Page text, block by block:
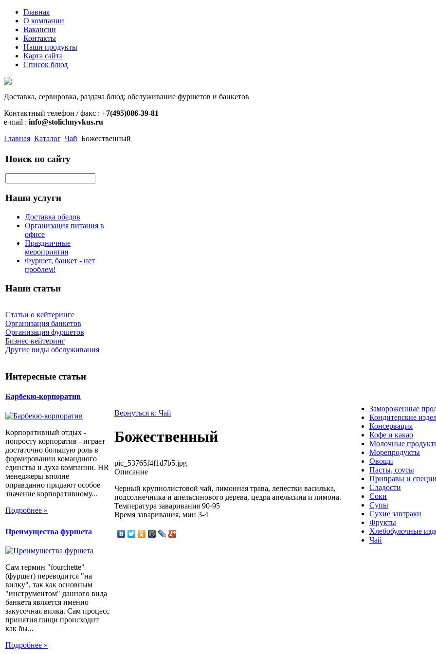
Главная
О компании
Вакансии
Контакты
Наши продукты
Карта сайта
Список блюд
Доставка, сервировка, раздача блюд; обслуживание фуршетов и банкетов
Контактный телефон / факс : +7(495)086-39-81
e-mail : info@stolichnyvkus.ru
Главная Каталог Чай Божественный
Поиск по сайту
Наши услуги
Доставка обедов
Организация питания в
офисе
Праздничные
мероприятия
Фуршет, банкет - нет
проблем!
Наши статьи
Статьи о кейтеринге
Организация банкетов
Организация фуршетов
Бизнес-кейтеринг
Другие виды обслуживания
Интересные статьи
Барбекю-корпоратив
Корпоративный отдых -
попросту корпоратив - играет
достаточно большую роль в
формировании командного
единства и духа компании. HR
менеджеры вполне
оправданно придают особое
значение корпоративному...
Подробнее »
Преимущества фуршета
Сам термин "fourchette"
(фуршет) переводится "на
вилку", так как основным
"инструментом" данного вида
банкета является именно
закусочная вилка. Сам процесс
принятия пищи происходит
как бы...
Подробнее »
Вернуться к: Чай
Божественный
pic_53765f4f1d7b5.jpg
Описание
Черный крупнолистовой чай, лимонная трава, лепестки василька,
подсолнечника и апельсинового дерева, цедра апельсина и лимона.
Температура заваривания 90-95
Время заваривания, мин 3-4
Замороженные
Кондитерские
Консервация
Кофе и какао
Молочные
Морепродукты
Овощи
Пасты, соусы
Приправы и специи
Сладости
Соки
Супы
Сухие завтраки
Фрукты
Хлебобулочные
Чай